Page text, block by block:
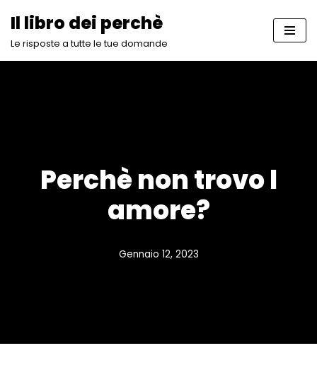
Vai
Il libro dei perchè
Le risposte a tutte le tue domande
Perchè non trovo l
amore?
Gennaio 12, 2023